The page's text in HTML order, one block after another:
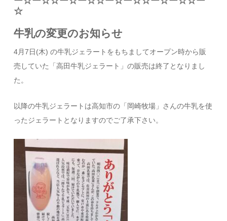
☆
牛乳の変更のお知らせ
4月7日(木) の牛乳ジェラートをもちましてオープン時から販
売していた「高田牛乳ジェラート」の販売は終了となりまし
た。
以降の牛乳ジェラートは高知市の「岡崎牧場」さんの牛乳を使
ったジェラートとなりますのでご了承下さい。